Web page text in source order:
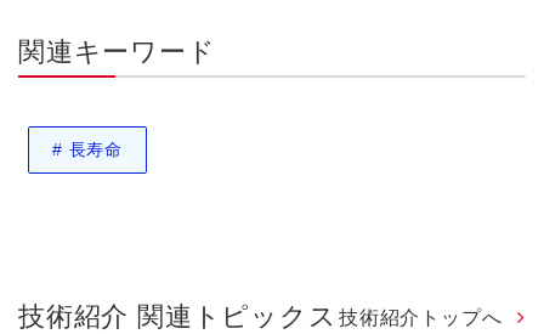
関連キーワード
# 長寿命
技術紹介 関連トピックス 技術紹介トップへ